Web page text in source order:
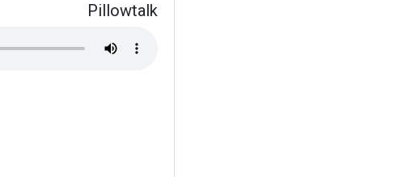
Pillowtalk